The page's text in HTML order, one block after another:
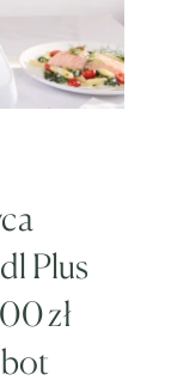
Plus
zł